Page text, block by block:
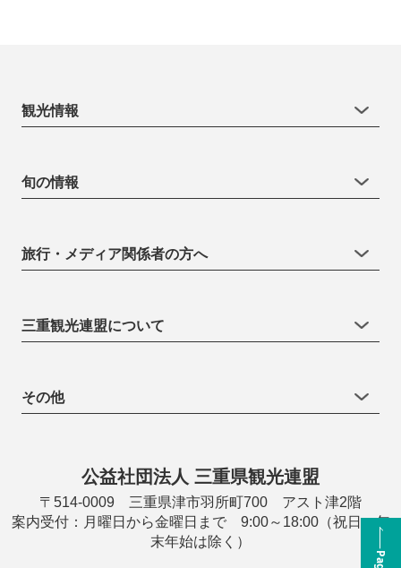
観光情報
旬の情報
旅行・メディア関係者の方へ
三重観光連盟について
その他
公益社団法人 三重県観光連盟
〒514-0009 三重県津市羽所町700 アスト津2階
案内受付：月曜日から金曜日まで 9:00～18:00（祝日・年
末年始は除く）